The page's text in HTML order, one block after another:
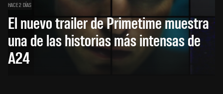
HACE 2 DÍAS
El nuevo trailer de Primetime muestra
una de las historias más intensas de
A24